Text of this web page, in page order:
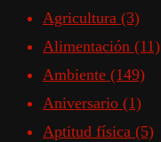
Agricultura (3)
Alimentación (11)
Ambiente (149)
Aniversario (1)
Aptitud física (5)